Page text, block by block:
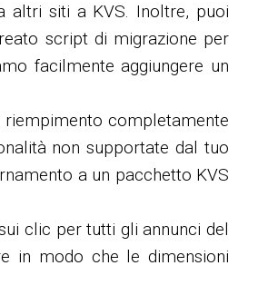
altri siti a KVS. Inoltre, puoi
script di migrazione per
facilmente aggiungere un
riempimento completamente
non supportate dal tuo
a un pacchetto KVS
clic per tutti gli annunci del
in modo che le dimensioni